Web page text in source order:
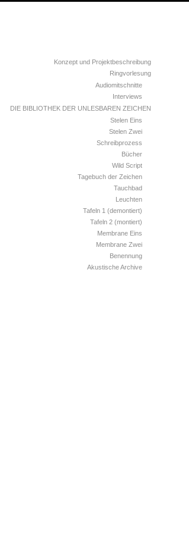
Konzept und Projektbeschreibung
Ringvorlesung
Audiomitschnitte
Interviews
DIE BIBLIOTHEK DER UNLESBAREN ZEICHEN
Stelen Eins
Stelen Zwei
Schreibprozess
Bücher
Wild Script
Tagebuch der Zeichen
Tauchbad
Leuchten
Tafeln 1 (demontiert)
Tafeln 2 (montiert)
Membrane Eins
Membrane Zwei
Benennung
Akustische Archive